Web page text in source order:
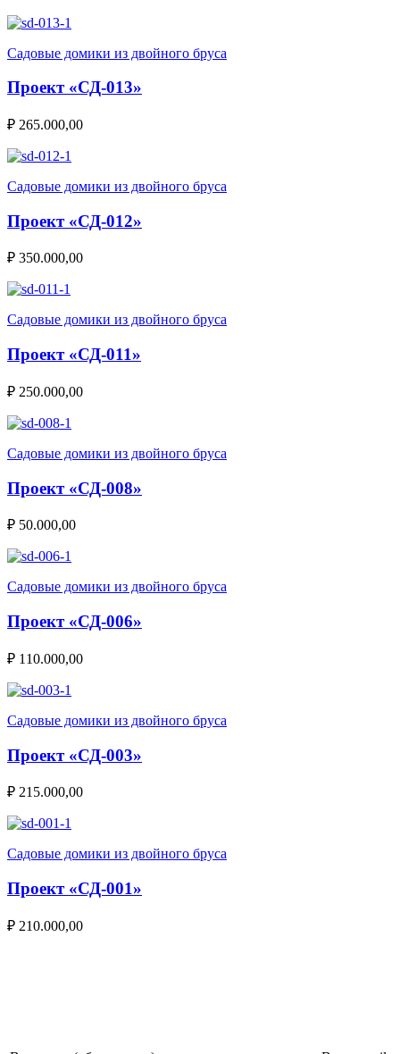
Садовые домики из двойного бруса
Проект «СД-013»
₽ 265.000,00
Садовые домики из двойного бруса
Проект «СД-012»
₽ 350.000,00
Садовые домики из двойного бруса
Проект «СД-011»
₽ 250.000,00
Садовые домики из двойного бруса
Проект «СД-008»
₽ 50.000,00
Садовые домики из двойного бруса
Проект «СД-006»
₽ 110.000,00
Садовые домики из двойного бруса
Проект «СД-003»
₽ 215.000,00
Садовые домики из двойного бруса
Проект «СД-001»
₽ 210.000,00